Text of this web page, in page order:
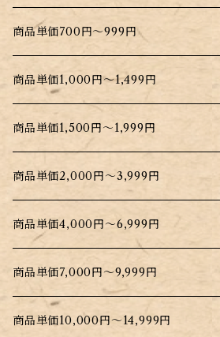
商品単価700円～999円
商品単価1,000円～1,499円
商品単価1,500円～1,999円
商品単価2,000円～3,999円
商品単価4,000円～6,999円
商品単価7,000円～9,999円
商品単価10,000円～14,999円